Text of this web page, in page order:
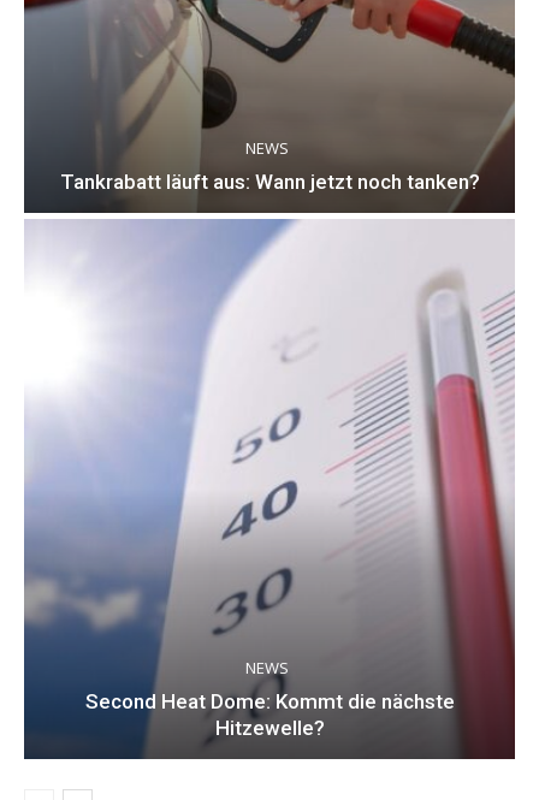
NEWS
Tankrabatt läuft aus: Wann jetzt noch tanken?
NEWS
Second Heat Dome: Kommt die nächste
Hitzewelle?